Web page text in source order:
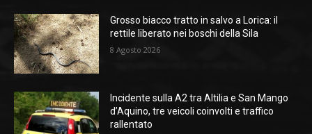
Grosso biacco tratto in salvo a Lorica: il
rettile liberato nei boschi della Sila
8 Agosto 2026
Incidente sulla A2 tra Altilia e San Mango
d’Aquino, tre veicoli coinvolti e traffico
rallentato